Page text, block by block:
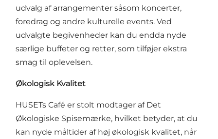
udvalg af arrangementer såsom koncerter,
foredrag og andre kulturelle events. Ved
udvalgte begivenheder kan du endda nyde
særlige buffeter og retter, som tilføjer ekstra
smag til oplevelsen.
Økologisk Kvalitet
HUSETs Café er stolt modtager af Det
Økologiske Spisemærke, hvilket betyder, at du
kan nyde måltider af høj økologisk kvalitet, når